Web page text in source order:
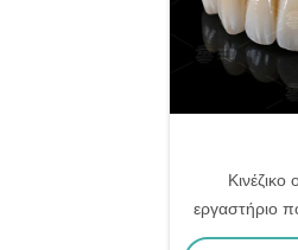
Κινέζικο
εργαστήριο
από μπλοκ